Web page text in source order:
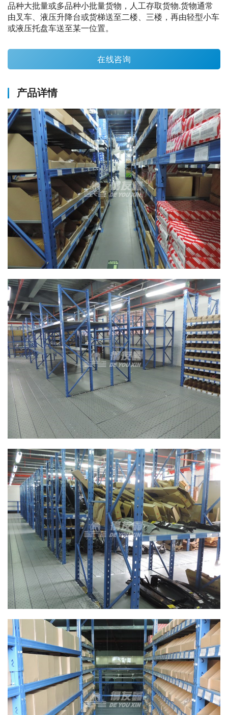
品种大批量或多品种小批量货物，人工存取货物.货物通常
由叉车、液压升降台或货梯送至二楼、三楼，再由轻型小车
或液压托盘车送至某一位置。
在线咨询
产品详情